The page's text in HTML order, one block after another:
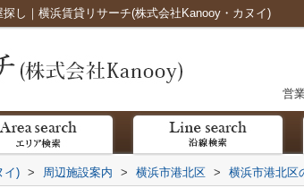
し｜横浜賃貸リサーチ(株式会社Kanooy・カヌイ)
営
イ) > 周辺施設案内 > 横浜市港北区 > 横浜市港北区